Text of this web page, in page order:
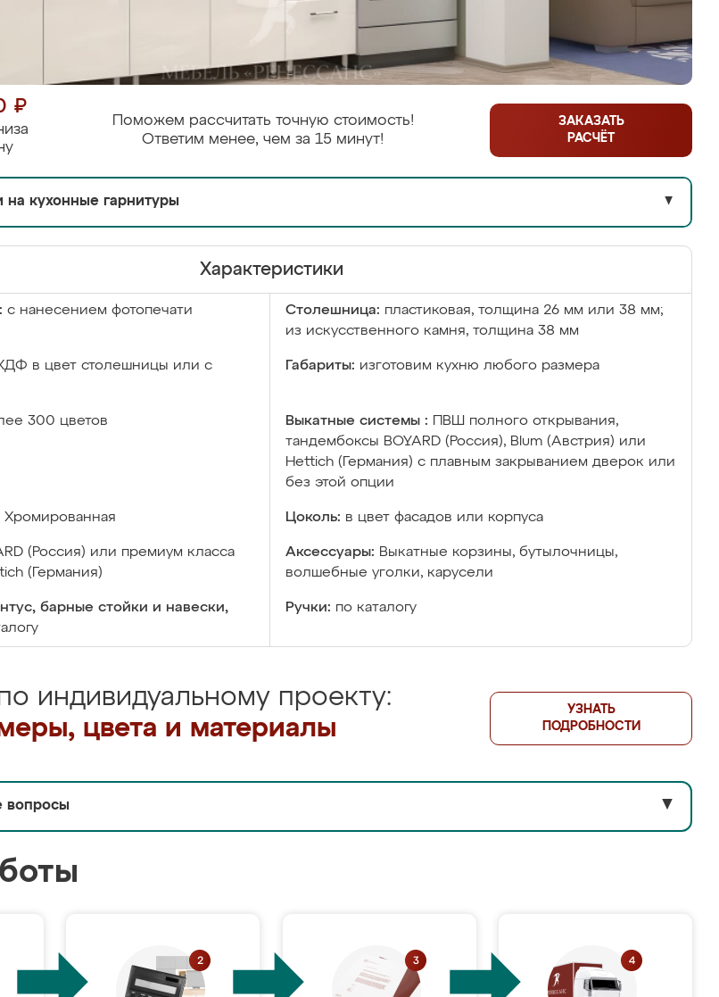
₽
Поможем рассчитать точную стоимость!
Ответим менее, чем за 15 минут!
ЗАКАЗАТЬ
РАСЧЁТ
на кухонные гарнитуры ▼
Характеристики
с нанесением фотопечати Столешница: пластиковая, толщина 26 мм или 38 мм;
из искусственного камня, толщина 38 мм
в цвет столешницы или с
Габариты: изготовим кухню любого размера
300 цветов Выкатные системы :
ПВШ полного открывания,
тандембоксы BOYARD (Россия), Blum (Австрия) или
Hettich (Германия) с плавным закрыванием дверок или
без этой опции
Хромированная Цоколь: в цвет фасадов или корпуса
(Россия) или премиум класса
(Германия)
Аксессуары: Выкатные корзины, бутылочницы,
волшебные уголки, карусели
барные стойки и навески,
Ручки: по каталогу
индивидуальному проекту:
цвета и материалы
УЗНАТЬ
ПОДРОБНОСТИ
вопросы ▼